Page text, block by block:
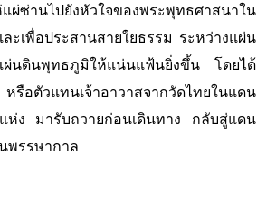
ซ่านไปยังหัวใจของพระพุทธศาสนาใน
ะเพื่อประสานสายใยธรรม ระหว่างแผ่น
นดินพุทธภูมิให้แน่นแฟ้นยิ่งขึ้น โดยได้
รือตัวแทนเจ้าอาวาสจากวัดไทยในแดน
ง มารับถวายก่อนเดินทาง กลับสู่แดน
พรรษากาล